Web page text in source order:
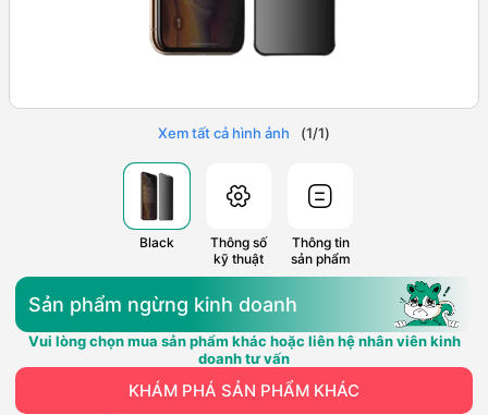
Xem tất cả hình ảnh (1/1)
Black
Thông số
kỹ thuật
Thông tin
sản phẩm
Sản phẩm ngừng kinh doanh
Vui lòng chọn mua sản phẩm khác hoặc liên hệ nhân viên kinh
doanh tư vấn
KHÁM PHÁ SẢN PHẨM KHÁC